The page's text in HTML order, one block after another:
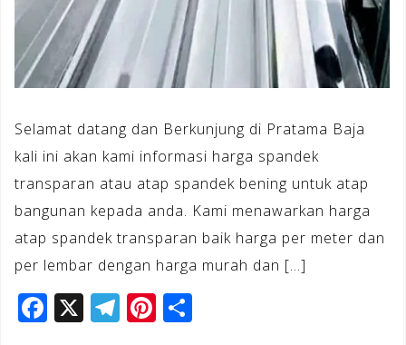
Selamat datang dan Berkunjung di Pratama Baja
kali ini akan kami informasi harga spandek
transparan atau atap spandek bening untuk atap
bangunan kepada anda. Kami menawarkan harga
atap spandek transparan baik harga per meter dan
per lembar dengan harga murah dan […]
F X T Pi